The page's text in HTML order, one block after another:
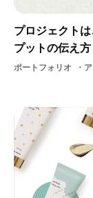
プロジェクト
プットの伝え
ポートフォリオ ア